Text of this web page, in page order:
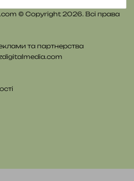
© Copyright 2026. Всі права
та партнерства